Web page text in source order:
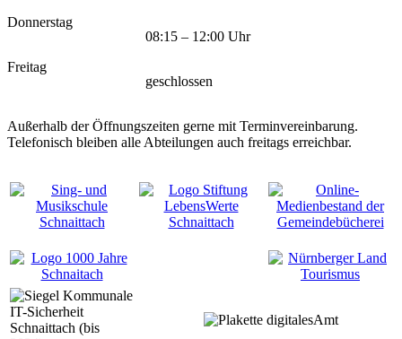
Donnerstag
08:15 – 12:00 Uhr
Freitag
geschlossen
Außerhalb der Öffnungszeiten gerne mit Terminvereinbarung.
Telefonisch bleiben alle Abteilungen auch freitags erreichbar.